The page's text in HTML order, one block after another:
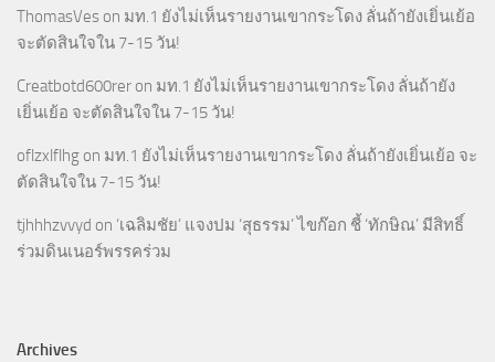
ThomasVes on มท.1 ยังไม่เห็นรายงานเขากระโดง ลั่นถ้ายังเยิ่นเย้อ
จะตัดสินใจใน 7-15 วัน!
Creatbotd600rer on มท.1 ยังไม่เห็นรายงานเขากระโดง ลั่นถ้ายัง
เยิ่นเย้อ จะตัดสินใจใน 7-15 วัน!
oflzxlflhg on มท.1 ยังไม่เห็นรายงานเขากระโดง ลั่นถ้ายังเยิ่นเย้อ จะ
ตัดสินใจใน 7-15 วัน!
tjhhhzvvyd on ‘เฉลิมชัย’ แจงปม ‘สุธรรม’ ไขก๊อก ชี้ ‘ทักษิณ’ มีสิทธิ์
ร่วมดินเนอร์พรรคร่วม
Archives